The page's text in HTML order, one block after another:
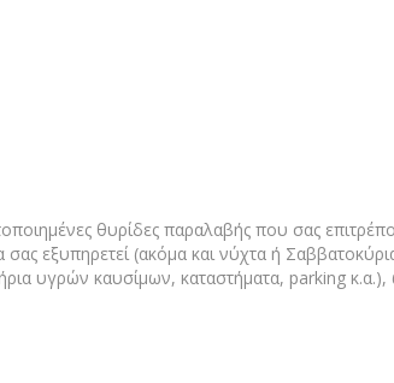
θυρίδες παραλαβής που σας
εξυπηρετεί (ακόμα και νύχτα ή
υγρών καυσίμων, καταστήματα, parking